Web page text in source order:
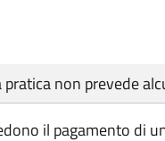
non prevede
il pagamento di